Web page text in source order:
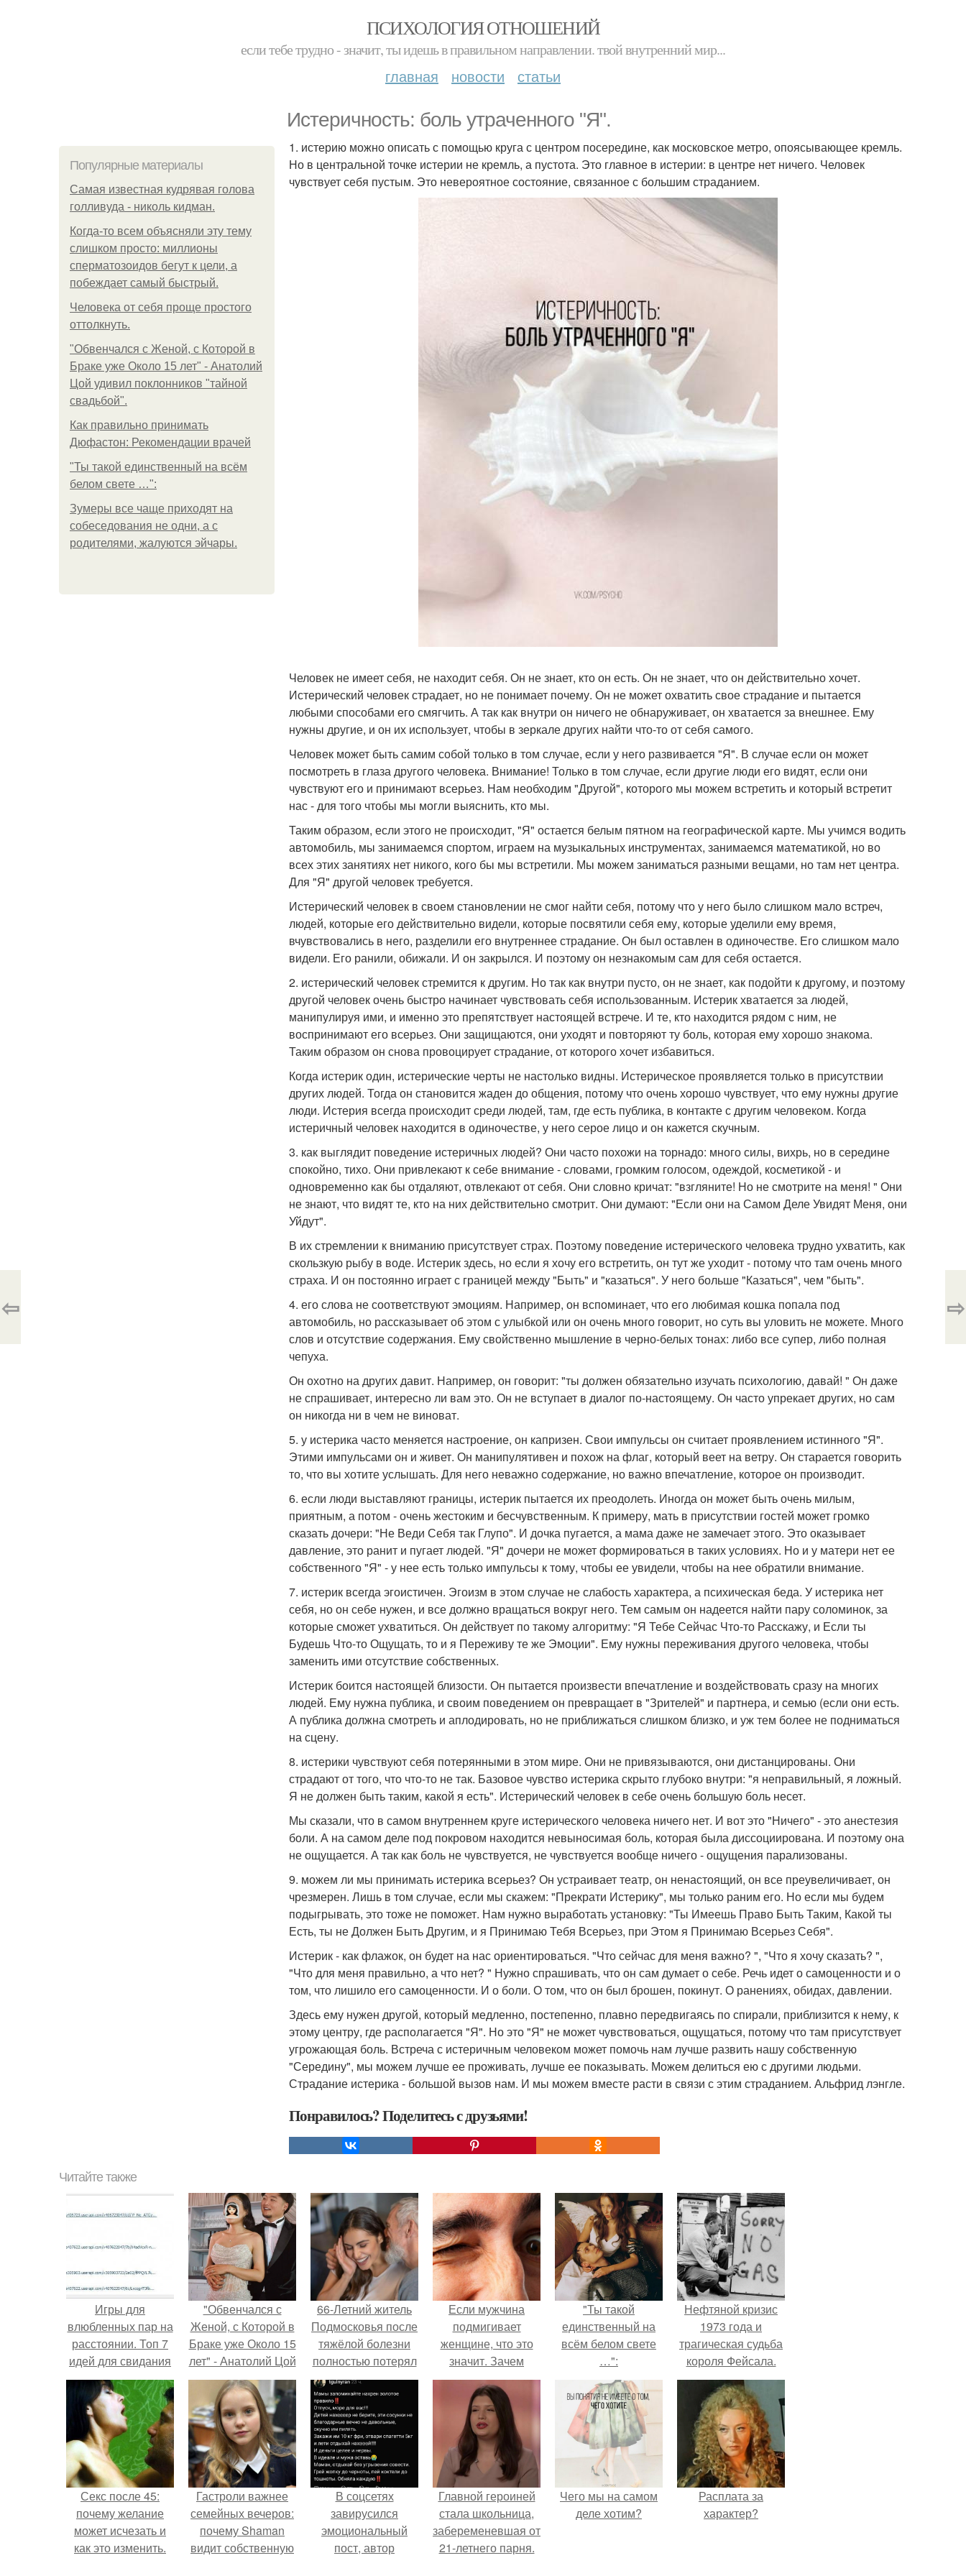
ПСИХОЛОГИЯ ОТНОШЕНИЙ
если тебе трудно - значит, ты идешь в правильном направлении. твой внутренний мир...
главная новости статьи
Истеричность: боль утраченногo "Я".
Популярные материалы
Самая известная кудрявая голова
голливуда - николь кидман.
Когда-то всем объясняли эту тему
слишком просто: миллионы
сперматозоидов бегут к цели, а
побеждает самый быстрый.
Человека от себя проще простого
оттолкнуть.
"Обвенчался с Женой, с Которой в
Браке уже Около 15 лет" - Анатолий
Цой удивил поклонников "тайной
свадьбой".
Как правильно принимать
Дюфастон: Рекомендации врачей
"Ты такой единственный на всём
белом свете …":
Зумеры все чаще приходят на
собеседования не одни, а с
родителями, жалуются эйчары.
1. истерию можно описать с помощью круга с центром посередине, как московское метро, опоясывающее кремль.
Но в центральной точке истерии не кремль, а пустота. Это главное в истерии: в центре нет ничего. Человек
чувствует себя пустым. Это невероятное состояние, связанное с большим страданием.
Человек не имеет себя, не находит себя. Он не знает, кто он есть. Он не знает, что он действительно хочет.
Истерический человек страдает, но не понимает почему. Он не может охватить свое страдание и пытается
любыми способами его смягчить. А так как внутри он ничего не обнаруживает, он хватается за внешнее. Ему
нужны другие, и он их использует, чтобы в зеркале других найти что-то от себя самого.
Человек может быть самим собой только в том случае, если у него развивается "Я". В случае если он может
посмотреть в глаза другого человека. Внимание! Только в том случае, если другие люди его видят, если они
чувствуют его и принимают всерьез. Нам необходим "Другой", которого мы можем встретить и который встретит
нас - для того чтобы мы могли выяснить, кто мы.
Таким образом, если этого не происходит, "Я" остается белым пятном на географической карте. Мы учимся водить
автомобиль, мы занимаемся спортом, играем на музыкальных инструментах, занимаемся математикой, но во
всех этих занятиях нет никого, кого бы мы встретили. Мы можем заниматься разными вещами, но там нет центра.
Для "Я" другой человек требуется.
Истерический человек в своем становлении не смог найти себя, потому что у него было слишком мало встреч,
людей, которые его действительно видели, которые посвятили себя ему, которые уделили ему время,
вчувствовались в него, разделили его внутреннее страдание. Он был оставлен в одиночестве. Его слишком мало
видели. Его ранили, обижали. И он закрылся. И поэтому он незнакомым сам для себя остается.
2. истерический человек стремится к другим. Но так как внутри пусто, он не знает, как подойти к другому, и поэтому
другой человек очень быстро начинает чувствовать себя использованным. Истерик хватается за людей,
манипулируя ими, и именно это препятствует настоящей встрече. И те, кто находится рядом с ним, не
воспринимают его всерьез. Они защищаются, они уходят и повторяют ту боль, которая ему хорошо знакома.
Таким образом он снова провоцирует страдание, от которого хочет избавиться.
Когда истерик один, истерические черты не настолько видны. Истерическое проявляется только в присутствии
других людей. Тогда он становится жаден до общения, потому что очень хорошо чувствует, что ему нужны другие
люди. Истерия всегда происходит среди людей, там, где есть публика, в контакте с другим человеком. Когда
истеричный человек находится в одиночестве, у него серое лицо и он кажется скучным.
3. как выглядит поведение истеричных людей? Они часто похожи на торнадо: много силы, вихрь, но в середине
спокойно, тихо. Они привлекают к себе внимание - словами, громким голосом, одеждой, косметикой - и
одновременно как бы отдаляют, отвлекают от себя. Они словно кричат: "взгляните! Но не смотрите на меня! " Они
не знают, что видят те, кто на них действительно смотрит. Они думают: "Если они на Самом Деле Увидят Меня, они
Уйдут".
В их стремлении к вниманию присутствует страх. Поэтому поведение истерического человека трудно ухватить, как
скользкую рыбу в воде. Истерик здесь, но если я хочу его встретить, он тут же уходит - потому что там очень много
страха. И он постоянно играет с границей между "Быть" и "казаться". У него больше "Казаться", чем "быть".
4. его слова не соответствуют эмоциям. Например, он вспоминает, что его любимая кошка попала под
автомобиль, но рассказывает об этом с улыбкой или он очень много говорит, но суть вы уловить не можете. Много
слов и отсутствие содержания. Ему свойственно мышление в черно-белых тонах: либо все супер, либо полная
чепуха.
Он охотно на других давит. Например, он говорит: "ты должен обязательно изучать психологию, давай! " Он даже
не спрашивает, интересно ли вам это. Он не вступает в диалог по-настоящему. Он часто упрекает других, но сам
он никогда ни в чем не виноват.
5. у истерика часто меняется настроение, он капризен. Свои импульсы он считает проявлением истинного "Я".
Этими импульсами он и живет. Он манипулятивен и похож на флаг, который веет на ветру. Он старается говорить
то, что вы хотите услышать. Для него неважно содержание, но важно впечатление, которое он производит.
6. если люди выставляют границы, истерик пытается их преодолеть. Иногда он может быть очень милым,
приятным, а потом - очень жестоким и бесчувственным. К примеру, мать в присутствии гостей может громко
сказать дочери: "Не Веди Себя так Глупо". И дочка пугается, а мама даже не замечает этого. Это оказывает
давление, это ранит и пугает людей. "Я" дочери не может формироваться в таких условиях. Но и у матери нет ее
собственного "Я" - у нее есть только импульсы к тому, чтобы ее увидели, чтобы на нее обратили внимание.
7. истерик всегда эгоистичен. Эгоизм в этом случае не слабость характера, а психическая беда. У истерика нет
себя, но он себе нужен, и все должно вращаться вокруг него. Тем самым он надеется найти пару соломинок, за
которые сможет ухватиться. Он действует по такому алгоритму: "Я Тебе Сейчас Что-то Расскажу, и Если ты
Будешь Что-то Ощущать, то и я Переживу те же Эмоции". Ему нужны переживания другого человека, чтобы
заменить ими отсутствие собственных.
Истерик боится настоящей близости. Он пытается произвести впечатление и воздействовать сразу на многих
людей. Ему нужна публика, и своим поведением он превращает в "Зрителей" и партнера, и семью (если они есть.
А публика должна смотреть и аплодировать, но не приближаться слишком близко, и уж тем более не подниматься
на сцену.
8. истерики чувствуют себя потерянными в этом мире. Они не привязываются, они дистанцированы. Они
страдают от того, что что-то не так. Базовое чувство истерика скрыто глубоко внутри: "я неправильный, я ложный.
Я не должен быть таким, какой я есть". Истерический человек в себе очень большую боль несет.
Мы сказали, что в самом внутреннем круге истерического человека ничего нет. И вот это "Ничего" - это анестезия
боли. А на самом деле под покровом находится невыносимая боль, которая была диссоциирована. И поэтому она
не ощущается. А так как боль не чувствуется, не чувствуется вообще ничего - ощущения парализованы.
9. можем ли мы принимать истерика всерьез? Он устраивает театр, он ненастоящий, он все преувеличивает, он
чрезмерен. Лишь в том случае, если мы скажем: "Прекрати Истерику", мы только раним его. Но если мы будем
подыгрывать, это тоже не поможет. Нам нужно выработать установку: "Ты Имеешь Право Быть Таким, Какой ты
Есть, ты не Должен Быть Другим, и я Принимаю Тебя Всерьез, при Этом я Принимаю Всерьез Себя".
Истерик - как флажок, он будет на нас ориентироваться. "Что сейчас для меня важно? ", "Что я хочу сказать? ",
"Что для меня правильно, а что нет? " Нужно спрашивать, что он сам думает о себе. Речь идет о самоценности и о
том, что лишило его самоценности. И о боли. О том, что он был брошен, покинут. О ранениях, обидах, давлении.
Здесь ему нужен другой, который медленно, постепенно, плавно передвигаясь по спирали, приблизится к нему, к
этому центру, где располагается "Я". Но это "Я" не может чувствоваться, ощущаться, потому что там присутствует
угрожающая боль. Встреча с истеричным человеком может помочь нам лучше развить нашу собственную
"Середину", мы можем лучше ее проживать, лучше ее показывать. Можем делиться ею с другими людьми.
Страдание истерика - большой вызов нам. И мы можем вместе расти в связи с этим страданием. Альфрид лэнгле.
Понравилось? Поделитесь с друзьями!
⇦ ⇨
Читайте также
Игры для
влюбленных пар на
расстоянии. Топ 7
идей для свидания
на расстоянии
"Обвенчался с
Женой, с Которой в
Браке уже Около 15
лет" - Анатолий Цой
удивил
поклонников
"тайной свадьбой".
66-Летний житель
Подмосковья после
тяжёлой болезни
полностью потерял
потенцию, но
решил
восстановить
интимную жизнь с
молодой супругой,
пишут СМИ.
Если мужчина
подмигивает
женщине, что это
значит. Зачем
мужчина мне
подмигнул?
"Ты такой
единственный на
всём белом свете
…":
Нефтяной кризис
1973 года и
трагическая судьба
короля Фейсала.
Секс после 45:
почему желание
может исчезать и
как это изменить.
Гастроли важнее
семейных вечеров:
почему Shaman
видит собственную
В соцсетях
завирусился
эмоциональный
пост, автор
Главной героиней
стала школьница,
забеременевшая от
21-летнего парня.
Чего мы на самом
деле хотим?
Расплата за
характер?